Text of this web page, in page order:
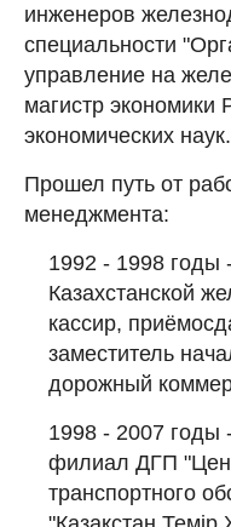
инженеров
специальности
управление на
магистр
экономических наук.
Прошел путь от
менеджмента:
1992 - 1998 годы
Казахстанской
кассир,
заместитель
дорожный
1998 - 2007 годы
филиал ДГП
транспортного